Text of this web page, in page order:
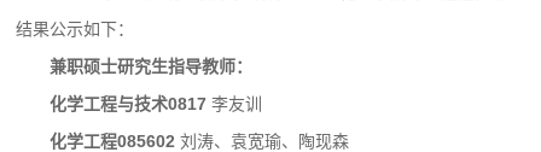
结果公示如下：
兼职硕士研究生指导教师：
化学工程与技术0817李友训
化学工程085602刘涛、袁宽瑜、陶现森